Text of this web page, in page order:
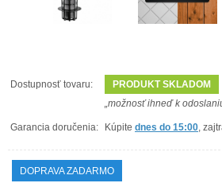
Dostupnosť tovaru:
PRODUKT SKLADOM
„možnosť ihneď k
Garancia doručenia: Kúpite dnes do 15:00,
DOPRAVA ZADARMO